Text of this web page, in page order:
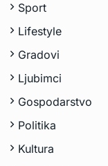
Sport
Lifestyle
Gradovi
Ljubimci
Gospodarstvo
Politika
Kultura